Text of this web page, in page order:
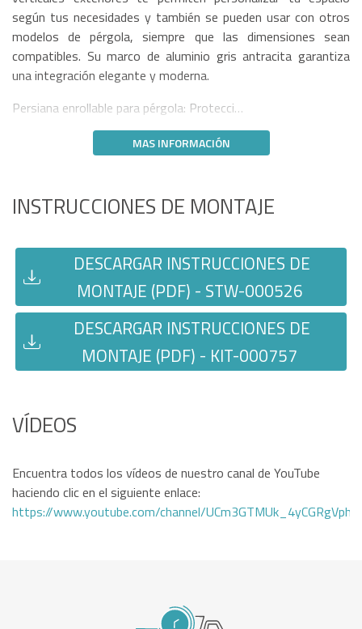
según tus necesidades y también se pueden usar con otros
modelos de pérgola, siempre que las dimensiones sean
compatibles. Su marco de aluminio gris antracita garantiza
una integración elegante y moderna.
Persiana enrollable para pérgola: Protecci…
MAS INFORMACIÓN
INSTRUCCIONES DE MONTAJE
DESCARGAR INSTRUCCIONES DE
MONTAJE (PDF) - STW-000526
DESCARGAR INSTRUCCIONES DE
MONTAJE (PDF) - KIT-000757
VÍDEOS
Encuentra todos los vídeos de nuestro canal de YouTube
haciendo clic en el siguiente enlace:
https://www.youtube.com/channel/